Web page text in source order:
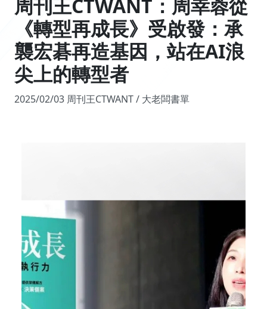
周刊王CTWANT：周幸蓉從
《轉型再成長》受啟發：承
襲宏碁再造基因，站在AI浪
尖上的轉型者
2025/02/03 周刊王CTWANT / 大老闆書單